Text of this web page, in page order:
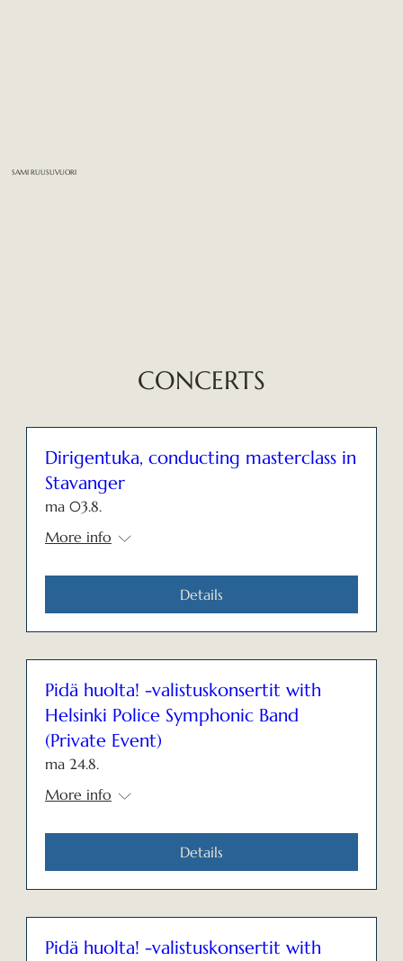
SAMI RUUSUVUORI
CONCERTS
Dirigentuka, conducting masterclass in
Stavanger
ma 03.8.
More info
Details
Pidä huolta! -valistuskonsertit with
Helsinki Police Symphonic Band
(Private Event)
ma 24.8.
More info
Details
Pidä huolta! -valistuskonsertit with